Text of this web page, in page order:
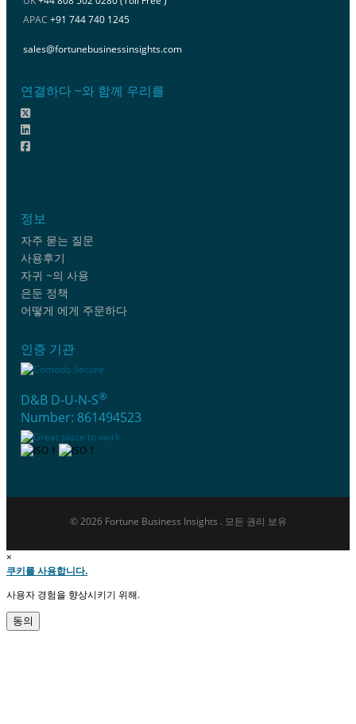
APAC +91 744 740 1245
sales@fortunebusinessinsights.com
연결하다 ~와 함께 우리를
정보
자주 묻는 질문
사용후기
자귀 ~의 사용
은둔 정책
어떻게 에게 주문하다
인증 기관
D&B D-U-N-S®
Number: 861494523
© 2026 Fortune Business Insights . 모든 권리 보유
×
쿠키를 사용합니다.
사용자 경험을 향상시키기 위해.
동의